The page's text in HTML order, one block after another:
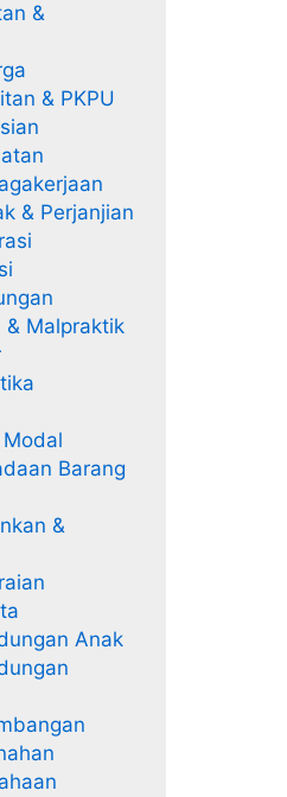
&
& PKPU
& Perjanjian
& Malpraktik
Barang
&
Anak